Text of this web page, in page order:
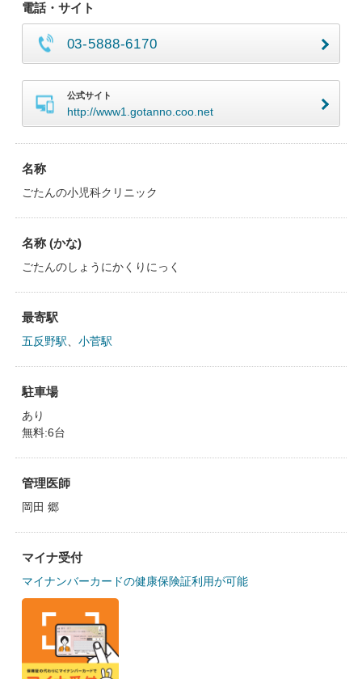
電話・サイト
03-5888-6170
公式サイト
http://www1.gotanno.coo.net
名称
ごたんの小児科クリニック
名称 (かな)
ごたんのしょうにかくりにっく
最寄駅
五反野駅 小菅駅
駐車場
あり
無料:6台
管理医師
岡田 郷
マイナ受付
マイナンバーカードの健康保険証利用が可能